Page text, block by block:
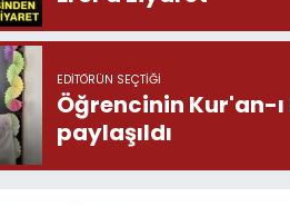
EDITÖRÜN SEÇTIĞI
Öğrencinin Kur'an-
paylaşıldı